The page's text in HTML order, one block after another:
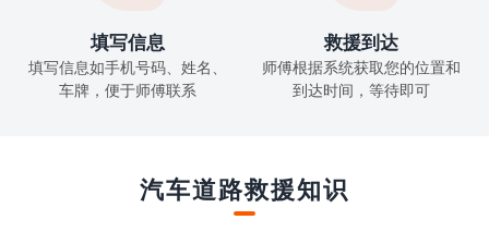
填写信息
填写信息如手机号码、姓名、
车牌，便于师傅联系
救援到达
师傅根据系统获取您的位置和
到达时间，等待即可
汽车道路救援知识